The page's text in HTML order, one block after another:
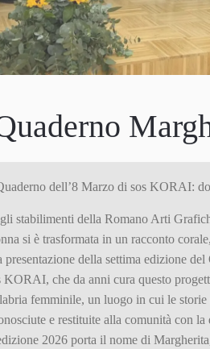
dell’8 Marzo di sos KORAI:
stabilimenti della Romano Arti
si è trasformata in un racconto
presentazione della settima edizione
KORAI, che da anni cura questo
femminile, un luogo in cui le
e restituite alla comunità con la
2026 porta il nome di